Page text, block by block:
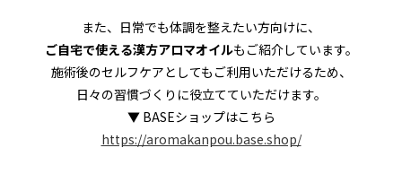
また、日常でも体調を整えたい方向けに、
ご自宅で使える漢方アロマオイルもご紹介しています。
施術後のセルフケアとしてもご利用いただけるため、
日々の習慣づくりに役立てていただけます。
▼ BASEショップはこちら
https://aromakanpou.base.shop/